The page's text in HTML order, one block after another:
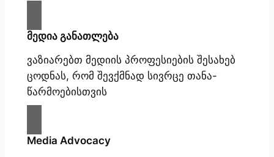
მედია განათლება
ვაზიარებთ მედიის პროფესიების შესახებ
ცოდნას, რომ შევქმნად სივრცე თანა-
წარმოებისთვის
Media Advocacy